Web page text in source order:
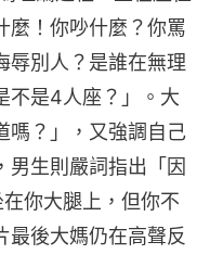
麼！你吵什麼？你罵
辱別人？是誰在無理
不是4人座？」。大
嗎？」，又強調自己
男生則嚴詞指出「因
你大腿上，但你不
最後大媽仍在高聲反